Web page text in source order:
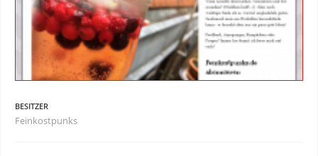
BESITZER
Feinkostpunks